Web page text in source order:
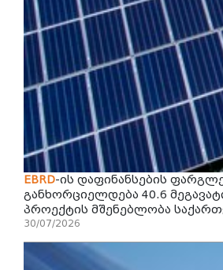
EBRD-ის დაფინანსების
განხორციელდება 40.6
პროექტის მშენებლობა
30/07/2026